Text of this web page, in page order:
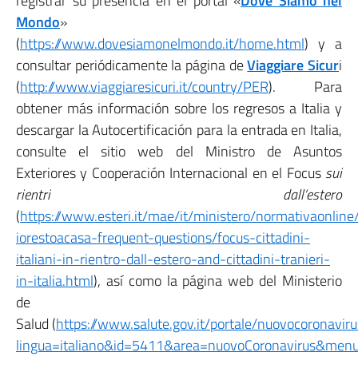
Mondo»
(https://www.dovesiamonelmondo.it/home.html) y a
consultar periódicamente la página deViaggiare Sicuri
(http://www.viaggiaresicuri.it/country/PER). Para
obtener más información sobre los regresos a Italia y
descargar la Autocertificación para la entrada en Italia,
consulte el sitio web del Ministro de Asuntos
Exteriores y Cooperación Internacional en el Focus sui
rientri dall’estero
(https://www.esteri.it/mae/it/ministero/
iorestoacasa-frequent-questions/focus-cittadini-
italiani-in-rientro-dall-estero-and-cittadini-tranieri-
in-italia.html), así como la página web del Ministerio
de
Salud (https://www.salute.gov.it/portale/